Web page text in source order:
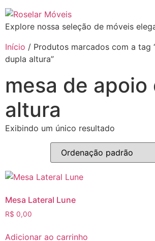
Explore nossa seleção de móveis
Início / Produtos marcados com a tag
dupla altura”
mesa de apoio
altura
Exibindo um único resultado
Mesa Lateral Lune
R$ 0,00
Adicionar ao carrinho